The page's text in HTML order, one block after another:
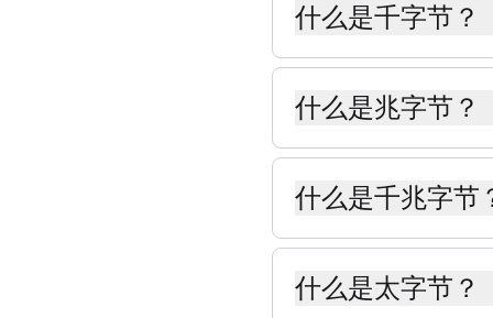
多字节组成——字节越
什么是千字节？
千字节 (kB) 是数字信
千字节等于 1,000 字
什么是兆字节？
兆字节 (MB) 是数字
位前缀兆乘以
什么是千兆字节
千兆字节 (GB) 是数
表示。
什么是太字节？